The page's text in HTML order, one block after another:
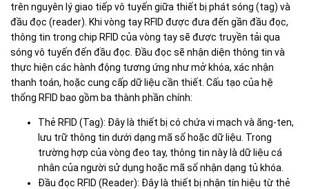
trên nguyên lý giao tiếp vô tuyến giữa thiết bị phát sóng (tag) và
đầu đọc (reader). Khi vòng tay RFID được đưa đến gần đầu đọc,
thông tin trong chip RFID của vòng tay sẽ được truyền tải qua
sóng vô tuyến đến đầu đọc. Đầu đọc sẽ nhận diện thông tin và
thực hiện các hành động tương ứng như mở khóa, xác nhận
thanh toán, hoặc cung cấp dữ liệu cần thiết. Cấu tạo của hệ
thống RFID bao gồm ba thành phần chính:
Thẻ RFID (Tag): Đây là thiết bị có chứa vi mạch và ăng-ten,
lưu trữ thông tin dưới dạng mã số hoặc dữ liệu. Trong
trường hợp của vòng đeo tay, thông tin này là dữ liệu cá
nhân của người sử dụng hoặc mã số nhận dạng tủ khóa.
Đầu đọc RFID (Reader): Đây là thiết bị nhận tín hiệu từ thẻ